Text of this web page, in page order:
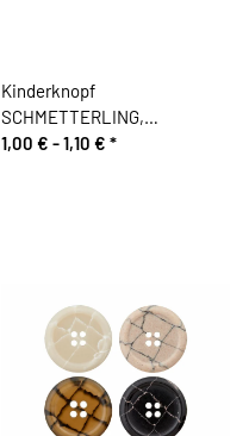
Kinderknopf
SCHMETTERLING,
transparent, Union Knopf
1,00 € -1,10 € *